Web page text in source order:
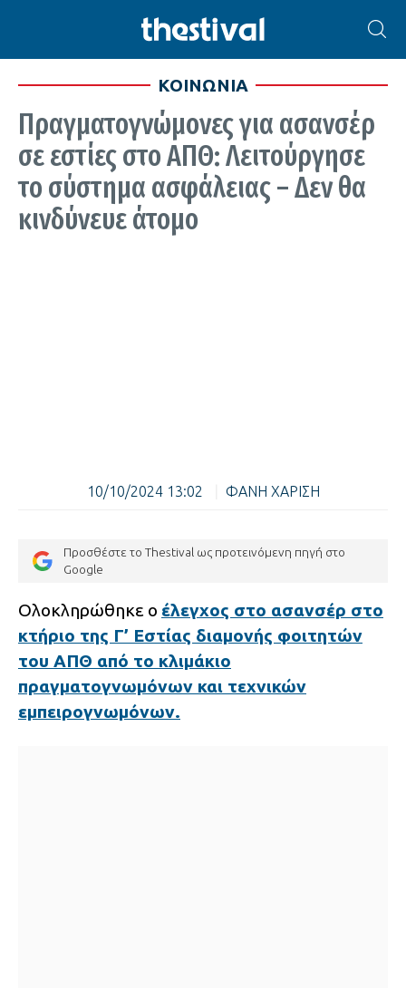
ΚΟΙΝΩΝΙΑ
Πραγματογνώμονες για ασανσέρ
σε εστίες στο ΑΠΘ: Λειτούργησε
το σύστημα ασφάλειας – Δεν θα
κινδύνευε άτομο
10/10/2024 13:02 ΦΑΝΗ ΧΑΡΙΣΗ
Προσθέστε το Thestival ως προτεινόμενη πηγή στο
Google
Ολοκληρώθηκε ο έλεγχος στο ασανσέρ στο
κτήριο της Γ’ Εστίας διαμονής φοιτητών
του ΑΠΘ από το κλιμάκιο
πραγματογνωμόνων και τεχνικών
εμπειρογνωμόνων.